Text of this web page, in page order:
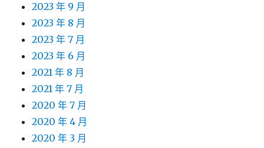
2023 年 9 月
2023 年 8 月
2023 年 7 月
2023 年 6 月
2021 年 8 月
2021 年 7 月
2020 年 7 月
2020 年 4 月
2020 年 3 月